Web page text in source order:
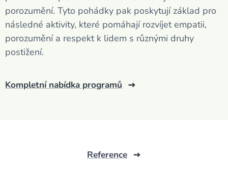
porozumění. Tyto pohádky pak poskytují základ pro
následné aktivity, které pomáhají rozvíjet empatii,
porozumění a respekt k lidem s různými druhy
postižení.
Kompletní nabídka programů
Reference